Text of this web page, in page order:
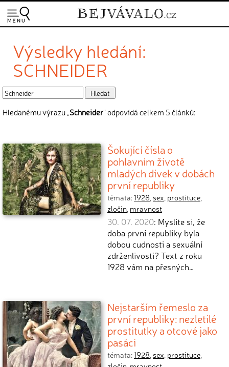
Výsledky hledání:
SCHNEIDER
Hledanému výrazu „Schneider“ odpovídá celkem 5 článků:
Šokující čísla o
pohlavním životě
mladých dívek v dobách
první republiky
témata:1928, sex, prostituce,
zločin, mravnost
30. 07. 2020: Myslíte si, že
doba první republiky byla
dobou cudnosti a sexuální
zdrženlivosti? Text z roku
1928 vám na přesných…
Nejstarším řemeslo za
první republiky: nezletilé
prostitutky a otcové jako
pasáci
témata:1928, sex, prostituce,